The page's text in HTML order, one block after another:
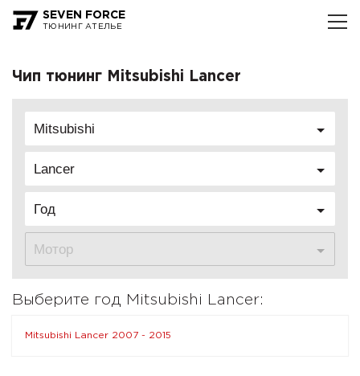
SEVEN FORCE
ТЮНИНГ АТЕЛЬЕ
Чип тюнинг Mitsubishi Lancer
Mitsubishi
Lancer
Год
Мотор
Выберите год Mitsubishi Lancer:
Mitsubishi Lancer 2007 - 2015